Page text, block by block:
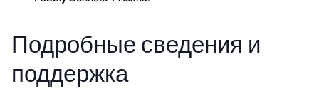
Подробные сведения и
поддержка